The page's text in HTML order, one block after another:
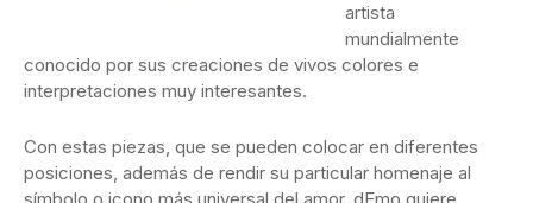
artista
mundialmente
conocido por sus creaciones de vivos colores e
interpretaciones muy interesantes.
Con estas piezas, que se pueden colocar en diferentes
posiciones, además de rendir su particular homenaje al